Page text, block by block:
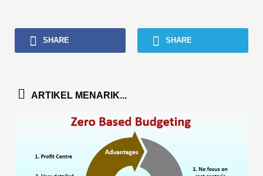
SHARE SHARE
ARTIKEL MENARIK...